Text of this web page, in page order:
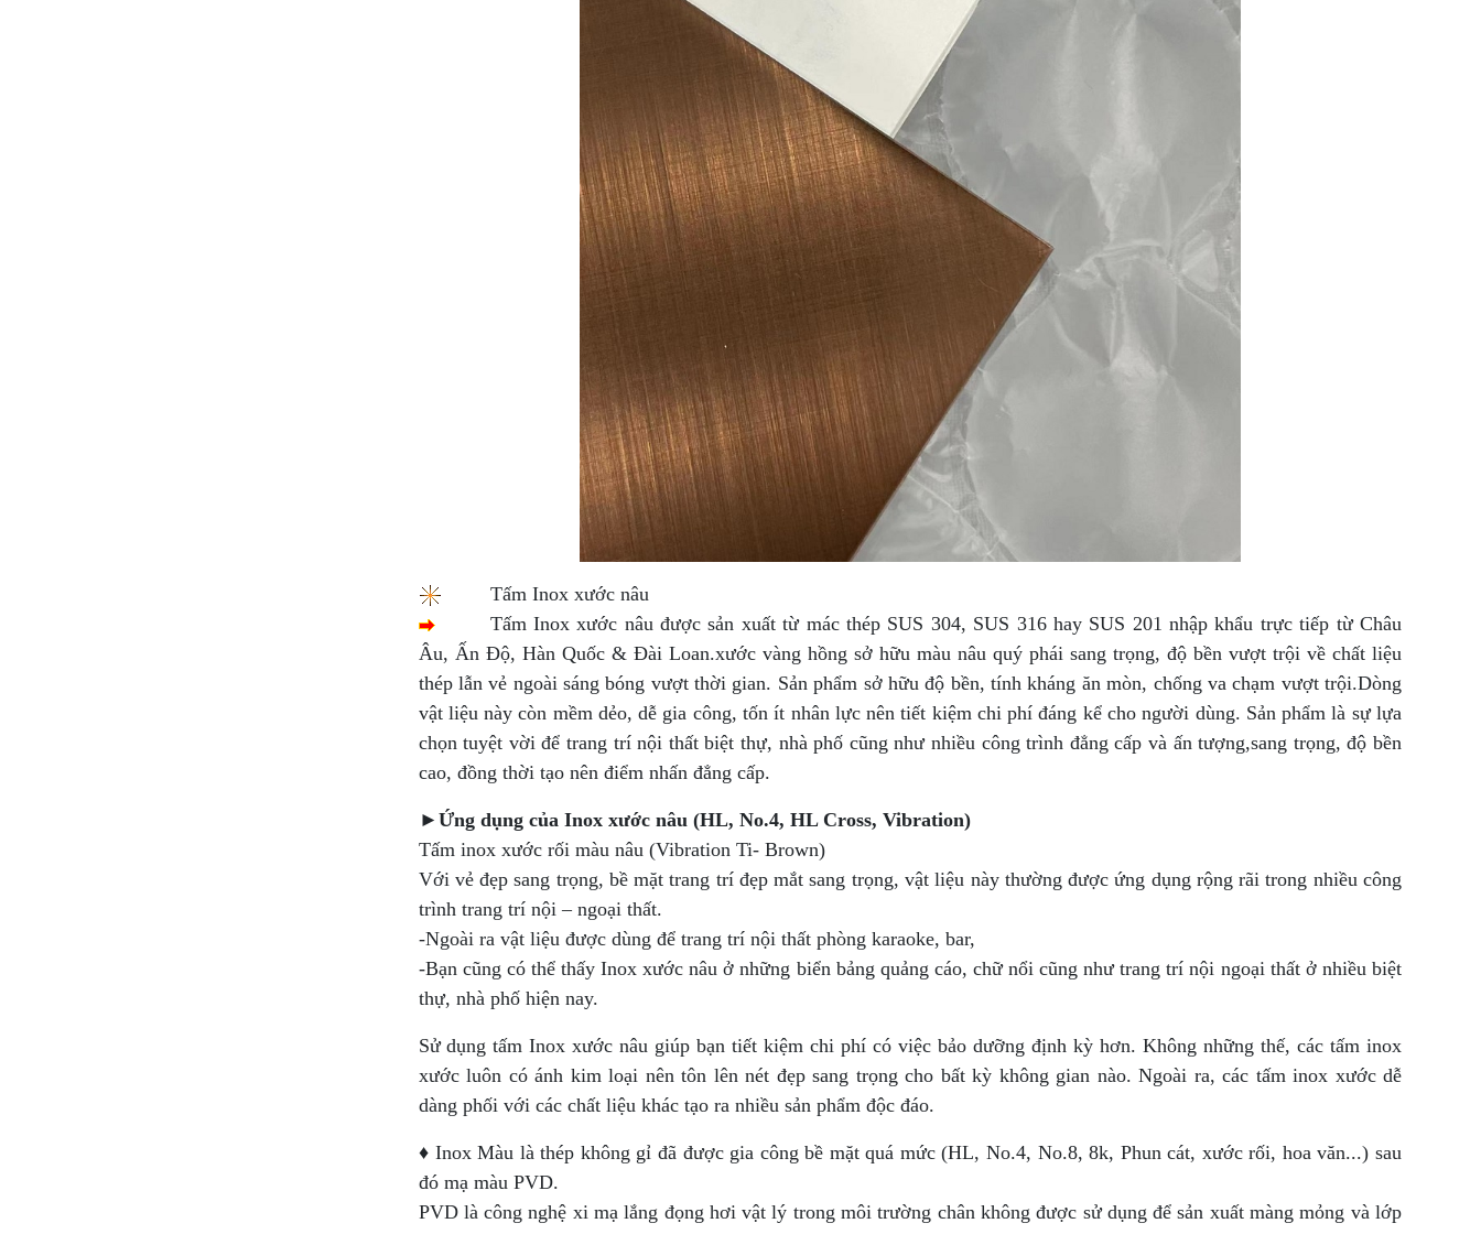
Tấm Inox xước nâu
Tấm Inox xước nâu được sản xuất từ mác thép SUS 304, SUS 316 hay SUS 201 nhập khẩu trực tiếp từ Châu
Âu, Ấn Độ, Hàn Quốc & Đài Loan.xước vàng hồng sở hữu màu nâu quý phái sang trọng, độ bền vượt trội về chất liệu
thép lẫn vẻ ngoài sáng bóng vượt thời gian. Sản phẩm sở hữu độ bền, tính kháng ăn mòn, chống va chạm vượt trội.Dòng
vật liệu này còn mềm dẻo, dễ gia công, tốn ít nhân lực nên tiết kiệm chi phí đáng kể cho người dùng. Sản phẩm là sự lựa
chọn tuyệt vời để trang trí nội thất biệt thự, nhà phố cũng như nhiều công trình đẳng cấp và ấn tượng,sang trọng, độ bền
cao, đồng thời tạo nên điểm nhấn đẳng cấp.
► Ứng dụng của Inox xước nâu (HL, No.4, HL Cross, Vibration)
Tấm inox xước rối màu nâu (Vibration Ti- Brown)
Với vẻ đẹp sang trọng, bề mặt trang trí đẹp mắt sang trọng, vật liệu này thường được ứng dụng rộng rãi trong nhiều công
trình trang trí nội – ngoại thất.
-Ngoài ra vật liệu được dùng để trang trí nội thất phòng karaoke, bar,
-Bạn cũng có thể thấy Inox xước nâu ở những biển bảng quảng cáo, chữ nổi cũng như trang trí nội ngoại thất ở nhiều biệt
thự, nhà phố hiện nay.
Sử dụng tấm Inox xước nâu giúp bạn tiết kiệm chi phí có việc bảo dưỡng định kỳ hơn. Không những thế, các tấm inox
xước luôn có ánh kim loại nên tôn lên nét đẹp sang trọng cho bất kỳ không gian nào. Ngoài ra, các tấm inox xước dễ
dàng phối với các chất liệu khác tạo ra nhiều sản phẩm độc đáo.
♦ Inox Màu là thép không gỉ đã được gia công bề mặt quá mức (HL, No.4, No.8, 8k, Phun cát, xước rối, hoa văn...) sau
đó mạ màu PVD.
PVD là công nghệ xi mạ lắng đọng hơi vật lý trong môi trường chân không được sử dụng để sản xuất màng mỏng và lớp